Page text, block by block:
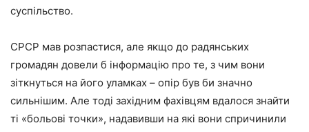
суспільство.
СРСР мав розпастися, але якщо до радянських
громадян довели б інформацію про те, з чим вони
зіткнуться на його уламках – опір був би значно
сильнішим. Але тоді західним фахівцям вдалося знайти
ті «больові точки», надавивши на які вони спричинили